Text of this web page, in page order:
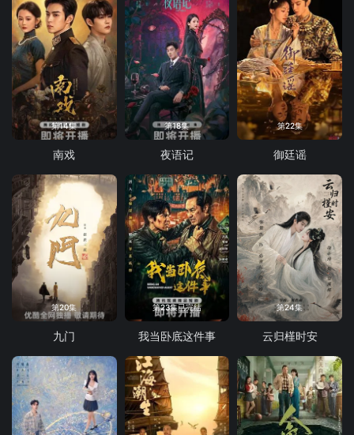
第14集
南戏
第18集
夜语记
第22集
御廷谣
第20集
九门
第23集已完结
我当卧底这件事
第24集
云归槿时安